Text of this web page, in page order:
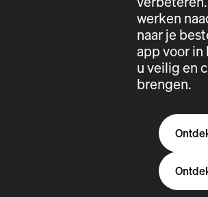
werken
naar je
app voor in
u veilig en
brengen.